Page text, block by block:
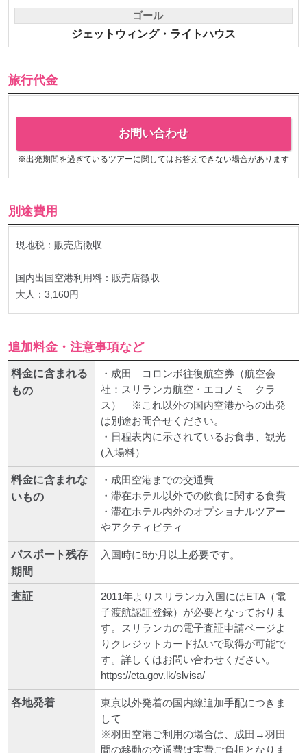
ゴール
ジェットウィング・ライトハウス
旅行代金
お問い合わせ
※出発期間を過ぎているツアーに関してはお答えできない場合があります
別途費用
現地税：販売店徴収
国内出国空港利用料：販売店徴収
大人：3,160円
追加料金・注意事項など
料金に含まれる
もの
・成田―コロンボ往復航空券（航空会
社：スリランカ航空・エコノミ―クラ
ス） ※これ以外の国内空港からの出発
は別途お問合せください。
・日程表内に示されているお食事、観光
(入場料）
料金に含まれな
いもの
・成田空港までの交通費
・滞在ホテル以外での飲食に関する食費
・滞在ホテル内外のオプショナルツアー
やアクティビティ
パスポート残存
期間
入国時に6か月以上必要です。
査証
2011年よりスリランカ入国にはETA（電
子渡航認証登録）が必要となっておりま
す。スリランカの電子査証申請ページよ
りクレジットカード払いで取得が可能で
す。詳しくはお問い合わせください。
https://eta.gov.lk/slvisa/
各地発着
東京以外発着の国内線追加手配につきま
して
※羽田空港ご利用の場合は、成田→羽田
間の移動の交通費は実費ご負担となりま